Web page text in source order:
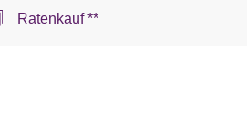
Ratenkauf **